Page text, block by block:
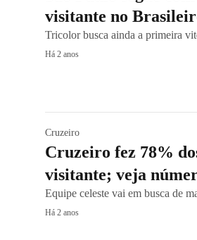
visitante no
Tricolor busca ainda a primeira
Há 2 anos
Cruzeiro
Cruzeiro fez 78%
visitante; veja
Equipe celeste vai em busca de
Há 2 anos